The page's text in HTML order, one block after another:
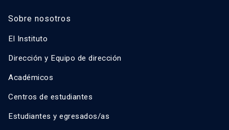
Sobre nosotros
El Instituto
Dirección y Equipo de dirección
Académicos
Centros de estudiantes
Estudiantes y egresados/as